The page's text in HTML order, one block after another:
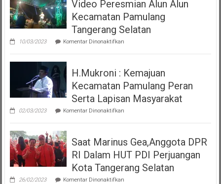
Tangsel
Maena
Misa
Inkulturasi
IKKSU
Pamulang
Video Peresmian Alun Alun
Kecamatan Pamulang
Tangerang Selatan
10/03/2023 Komentar Dinonaktifkanpada
Peresmian
Alun
Kecamatan
Pamulang
Tangerang
Selatan
H.Mukroni : Kemajuan
Kecamatan Pamulang Peran
Serta Lapisan Masyarakat
02/03/2023 Komentar Dinonaktifkanpada
:
Kecamatan
Pamulang
Peran
Lapisan
Masyarakat
Saat Marinus Gea,Anggota DPR
RI Dalam HUT PDI Perjuangan
Kota Tangerang Selatan
26/02/2023 Komentar Dinonaktifkanpada